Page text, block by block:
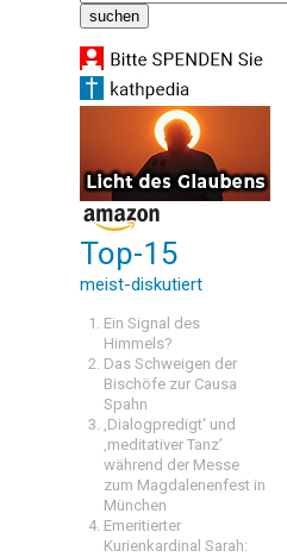
Top-15
meist-diskutiert
Ein Signal des
Himmels?
Das Schweigen der
Bischöfe zur Causa
Spahn
‚Dialogpredigt‘ und
‚meditativer Tanz’
während der Messe
zum Magdalenenfest in
München
Emeritierter
Kurienkardinal Sarah: